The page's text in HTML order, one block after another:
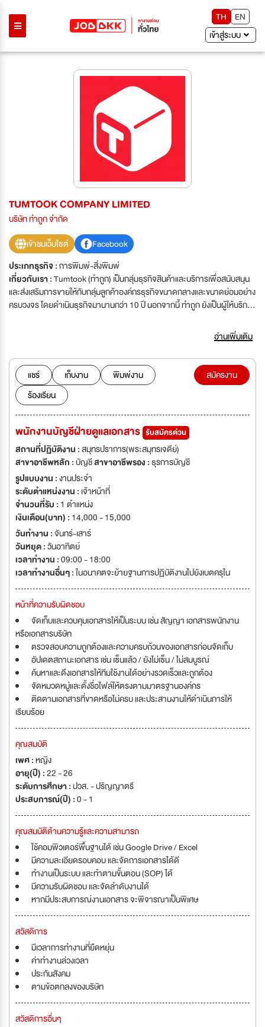
TH
EN
เข้าสู่ระบบ
TUMTOOK COMPANY LIMITED
บริษัท ทำถูก จำกัด
เข้าชมเว็บไซต์
Facebook
ประเภทธุรกิจ :การพิมพ์-สิ่งพิมพ์
เกี่ยวกับเรา :Tumtook (ทำถูก) เป็นกลุ่มธุรกิจสินค้าและบริการเพื่อสนับสนุน
และส่งเสริมการขายให้กับกลุ่มลูกค้าองค์กร​ธุรกิจขนาดกลางและขนาดย่อมอย่าง
ครบวงจร​ ​โดยดำเนินธุรกิจมานาน​กว่า​ 10​ ปี​ นอกจากนี้​ ทำถูก​ ยังเป็นผู้ให้บริการ
ออกบูธ​และอีเว้นท์​ ป้ายร้านค้า​ ที่มีสินค้าสำเร็จ​รูปมากมายเพื่อเปิดโอกาสให้
ลูกค้าได้มีทางเลือกที่หลากหลายที่เหมาะสมกับธุรกิจขององค์กร​ได้มากที่สุด​ อีก
ทั้งยังมีความเชี่ยวชาญด้านการตลาด​ออนไลน์ที่ติดอันดับต้นๆ​ ของ​ SEO​ และถูก
ค้นหามากที่สุดผ่าน​ Google​ ปัจจุบัน​ ทำถูก​ มีลูกค้าที่ใช้บริการมากกว่า​ 60,000​
ราย
อ่านเพิ่มเติม
แชร์ เก็บงาน
พิมพ์งาน
ร้องเรียน
สมัครงาน
พนักงานบัญชีฝ่ายดูแลเอกสาร รับสมัครด่วน
สถานที่ปฏิบัติงาน :สมุทรปราการ(พระสมุทรเจดีย์)
สาขาอาชีพหลัก :บัญชีสาขาอาชีพรอง :ธุรการบัญชี
รูปแบบงาน :งานประจำ
ระดับตำแหน่งงาน : เจ้าหน้าที่
จำนวนที่รับ : 1 ตำแหน่ง
เงินเดือน(บาท) : 14,000 - 15,000
วันทำงาน :จันทร์-เสาร์
วันหยุด :วันอาทิตย์
เวลาทำงาน :09:00 - 18:00
เวลาทำงานอื่นๆ :ในอนาคตจะย้ายฐานการปฏิบัติงานไปยังเบตครุใน
หน้าที่ความรับผิดชอบ
จัดเก็บและควบคุมเอกสารให้เป็นระบบ เช่น สัญญา เอกสารพนักงาน
หรือเอกสารบริษัท
ตรวจสอบความถูกต้องและความครบถ้วนของเอกสารก่อนจัดเก็บ
อัปเดตสถานะเอกสาร เช่น เซ็นแล้ว / ยังไม่เซ็น / ไม่สมบูรณ์
ค้นหาและดึงเอกสารให้ทีมใช้งานได้อย่างรวดเร็วและถูกต้อง
จัดหมวดหมู่และตั้งชื่อไฟล์ให้ตรงตามมาตรฐานองค์กร
ติดตามเอกสารที่ขาดหรือไม่ครบ และประสานงานให้ดำเนินการให้
เรียบร้อย
คุณสมบัติ
เพศ :หญิง
อายุ(ปี) :22 - 26
ระดับการศึกษา :ปวส. - ปริญญาตรี
ประสบการณ์(ปี) :0 - 1
คุณสมบัติด้านความรู้และความสามารถ
ใช้คอมพิวเตอร์พื้นฐานได้ เช่น Google Drive / Excel
มีความละเอียดรอบคอบ และจัดการเอกสารได้ดี
ทำงานเป็นระบบ และทำตามขั้นตอน (SOP) ได้
มีความรับผิดชอบ และจัดลำดับงานได้
หากมีประสบการณ์งานเอกสาร จะพิจารณาเป็นพิเศษ
สวัสดิการ
มีเวลาการทำงานที่ยืดหยุ่น
ค่าทำงานล่วงเวลา
ประกันสังคม
ตามข้อตกลงของบริษัท
สวัสดิการอื่นๆ